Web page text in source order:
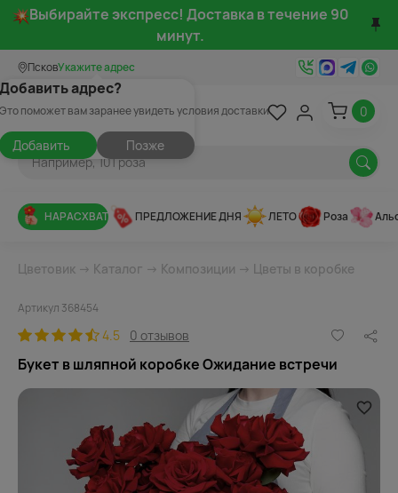
Выбирайте экспресс! Доставка в течение 90
минут.
ПсковУкажите адрес
адрес?
поможет вам заранее увидеть условия доставки
Добавить Позже
0
НАРАСХВАТ ПРЕДЛОЖЕНИЕ ДНЯ ЛЕТО Роза
Цветовик → Каталог → Композиции → Цветы в коробке
Артикул 368454
4.5 0 отзывов
Букет в шляпной коробке Ожидание встречи